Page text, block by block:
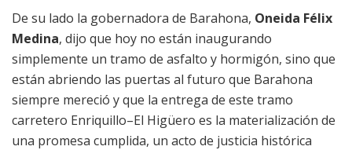
De su lado la gobernadora de Barahona, Oneida Félix
Medina, dijo que hoy no están inaugurando
simplemente un tramo de asfalto y hormigón, sino que
están abriendo las puertas al futuro que Barahona
siempre mereció y que la entrega de este tramo
carretero Enriquillo–El Higüero es la materialización de
una promesa cumplida, un acto de justicia histórica